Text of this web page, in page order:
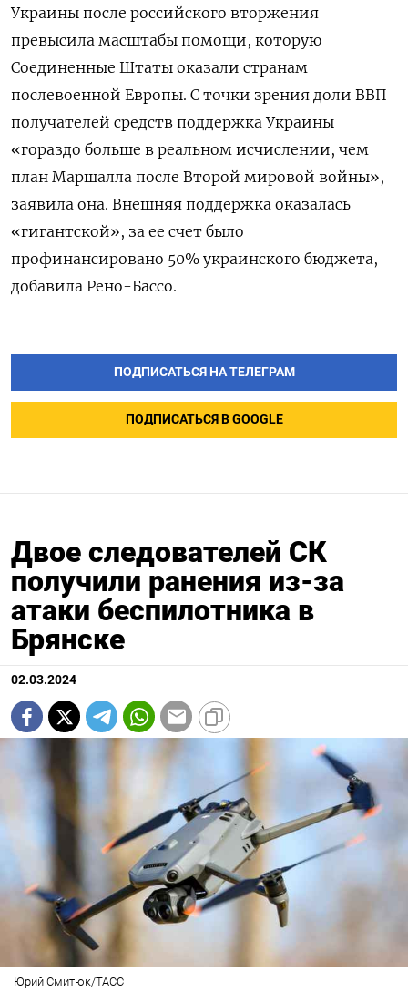
Украины после российского вторжения
превысила масштабы помощи, которую
Соединенные Штаты оказали странам
послевоенной Европы. С точки зрения доли ВВП
получателей средств поддержка Украины
«гораздо больше в реальном исчислении, чем
план Маршалла после Второй мировой войны»,
заявила она. Внешняя поддержка оказалась
«гигантской», за ее счет было
профинансировано 50% украинского бюджета,
добавила Рено-Бассо.
ПОДПИСАТЬСЯ НА ТЕЛЕГРАМ
ПОДПИСАТЬСЯ В GOOGLE
Двое следователей СК
получили ранения из-за
атаки беспилотника в
Брянске
02.03.2024
Юрий Смитюк/ТАСС